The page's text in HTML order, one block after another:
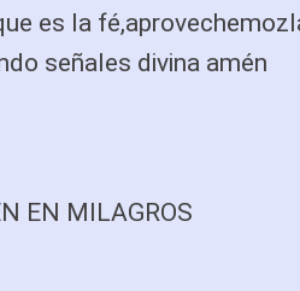
es la
señales divina amén
EN MILAGROS